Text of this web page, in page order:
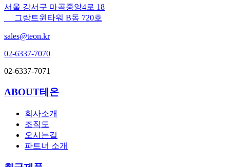
서울 강서구 마곡중앙4로 18
그랑트윈타워 B동 720호
sales@teon.kr
02-6337-7070
02-6337-7071
ABOUT테온
회사소개
조직도
오시는길
파트너 소개